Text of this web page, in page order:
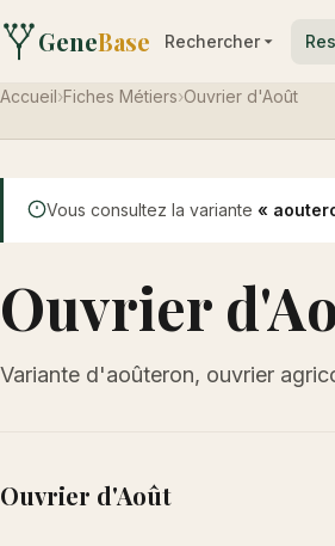
GeneBase Rechercher
Accueil›Fiches Métiers›Ouvrier d'Août
Vous consultez la variante «
Ouvrier
Variante d'aoûteron, ouvrier
Ouvrier d'Août